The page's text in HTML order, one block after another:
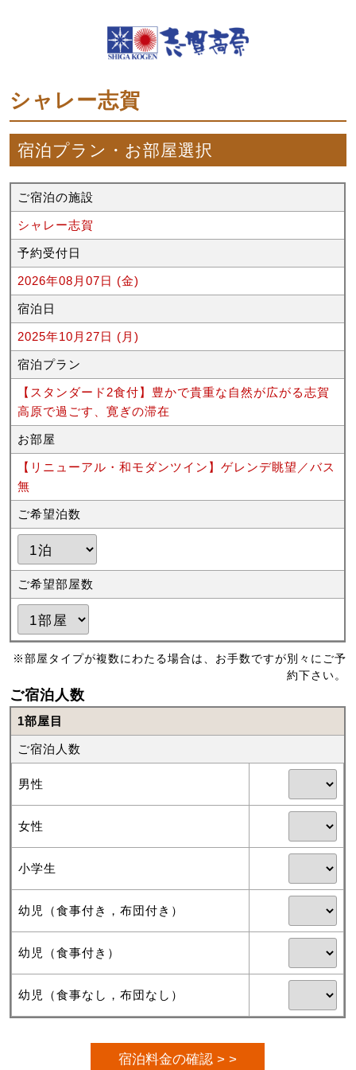
シャレー志賀
宿泊プラン・お部屋選択
ご宿泊の施設
シャレー志賀
予約受付日
2026年08月07日 (金)
宿泊日
2025年10月27日 (月)
宿泊プラン
【スタンダード2食付】豊かで貴重な自然が広がる志賀
高原で過ごす、寛ぎの滞在
お部屋
【リニューアル・和モダンツイン】ゲレンデ眺望／バス
無
ご希望泊数
ご希望部屋数
※部屋タイプが複数にわたる場合は、お手数ですが別々にご予
約下さい。
ご宿泊人数
1部屋目
ご宿泊人数
男性
女性
小学生
幼児（食事付き，布団付き）
幼児（食事付き）
幼児（食事なし，布団なし）
宿泊料金の確認 > >